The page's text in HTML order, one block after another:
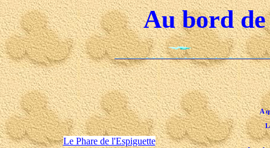
Au bord
Le Phare de l'Espiguette
A